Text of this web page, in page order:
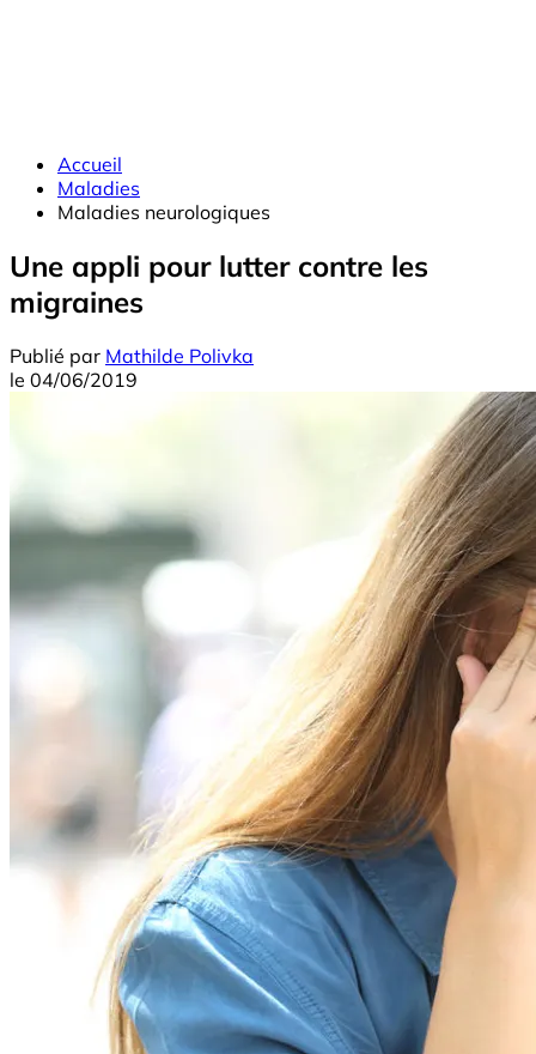
Accueil
Maladies
Maladies neurologiques
Une appli pour lutter contre les
migraines
Publié par Mathilde Polivka
le 04/06/2019